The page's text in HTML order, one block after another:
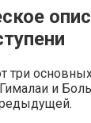
три
и